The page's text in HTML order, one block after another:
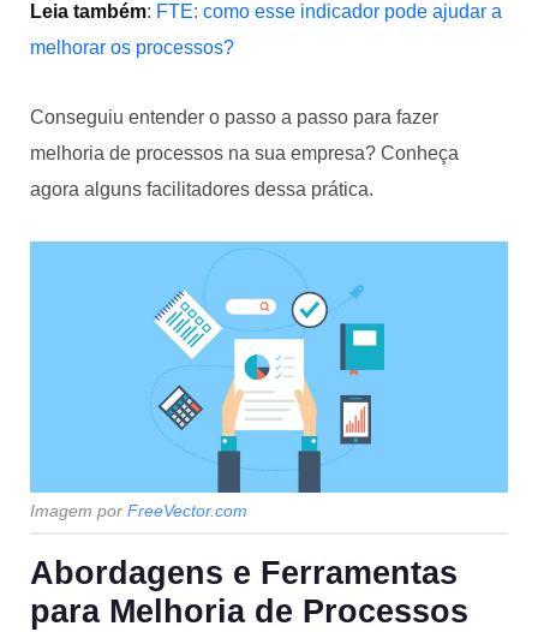
Leia também: FTE: como esse indicador pode ajudar a
melhorar os processos?
Conseguiu entender o passo a passo para fazer
melhoria de processos na sua empresa? Conheça
agora alguns facilitadores dessa prática.
Imagem por FreeVector.com
Abordagens e Ferramentas
para Melhoria de Processos